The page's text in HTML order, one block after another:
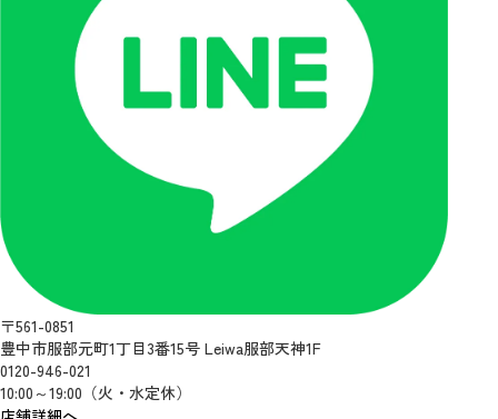
〒561-0851
豊中市服部元町1丁目3番15号 Leiwa服部天神1F
0120-946-021
10:00～19:00（火・水定休）